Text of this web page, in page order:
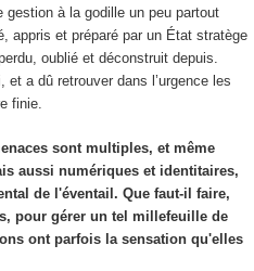
gestion à la godille un peu partout
appris et préparé par un État stratège
oublié et déconstruit depuis.
et a dû retrouver dans l’urgence les
finie.
sont multiples, et même
aussi numériques et identitaires,
de l'éventail. Que faut-il faire,
pour gérer un tel millefeuille de
ont parfois la sensation qu'elles